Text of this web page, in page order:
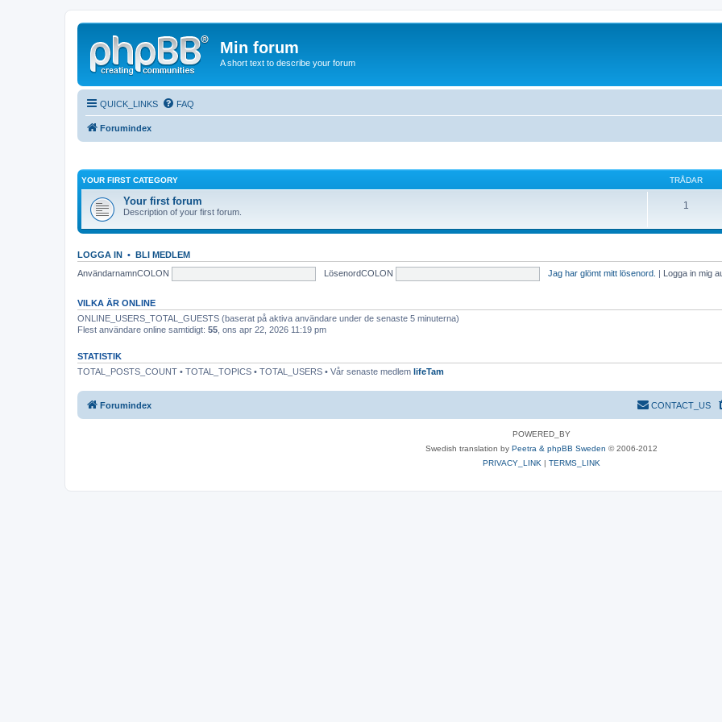
Min forum
A short text to describe your forum
QUICK_LINKS FAQ
Forumindex
YOUR FIRST CATEGORY TRÅDAR
Your first forum
Description of your first forum.
1
LOGGA IN • BLI MEDLEM
AnvändarnamnCOLON
LösenordCOLON Jag har glömt mitt lösenord. | Logga in mig
VILKA ÄR ONLINE
ONLINE_USERS_TOTAL_GUESTS (baserat på aktiva användare under de senaste 5 minuterna)
Flest användare online samtidigt: 55 , ons apr 22, 2026 11:19 pm
STATISTIK
TOTAL_POSTS_COUNT • TOTAL_TOPICS • TOTAL_USERS • Vår senaste medlem lifeTam
Forumindex CONTACT_US
POWERED_BY
Swedish translation by Peetra & phpBB Sweden © 2006-2012
PRIVACY_LINK | TERMS_LINK